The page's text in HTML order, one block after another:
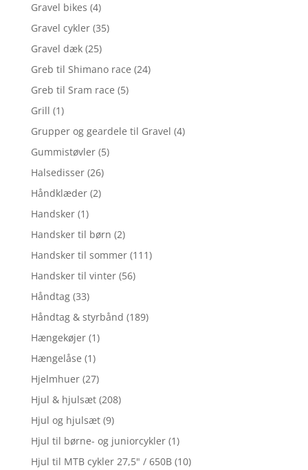
Gravel bikes (4)
Gravel cykler (35)
Gravel dæk (25)
Greb til Shimano race (24)
Greb til Sram race (5)
Grill (1)
Grupper og geardele til Gravel (4)
Gummistøvler (5)
Halsedisser (26)
Håndklæder (2)
Handsker (1)
Handsker til børn (2)
Handsker til sommer (111)
Handsker til vinter (56)
Håndtag (33)
Håndtag & styrbånd (189)
Hængekøjer (1)
Hængelåse (1)
Hjelmhuer (27)
Hjul & hjulsæt (208)
Hjul og hjulsæt (9)
Hjul til børne- og juniorcykler (1)
Hjul til MTB cykler 27,5" / 650B (10)